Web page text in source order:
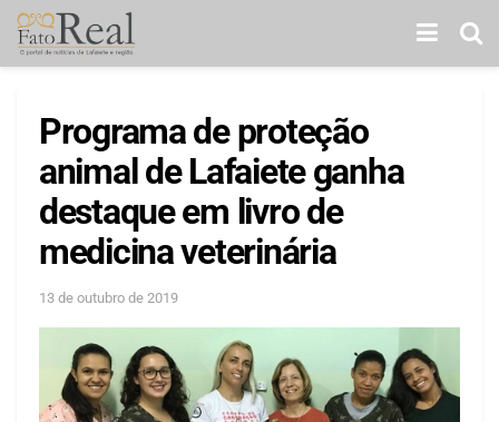
Programa de proteção
animal de Lafaiete ganha
destaque em livro de
medicina veterinária
13 de outubro de 2019